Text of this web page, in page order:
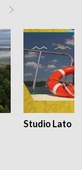
Studio Lato